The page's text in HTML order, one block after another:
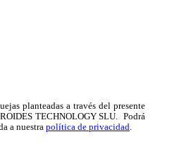
planteadas a través del presente
TECHNOLOGY SLU. Podrá
a nuestra política de privacidad.